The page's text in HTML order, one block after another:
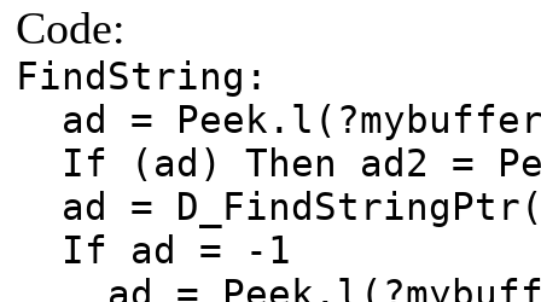
Code:
FindString:
ad =
If (ad) Then ad2 =
ad =
If ad = -1
ad =